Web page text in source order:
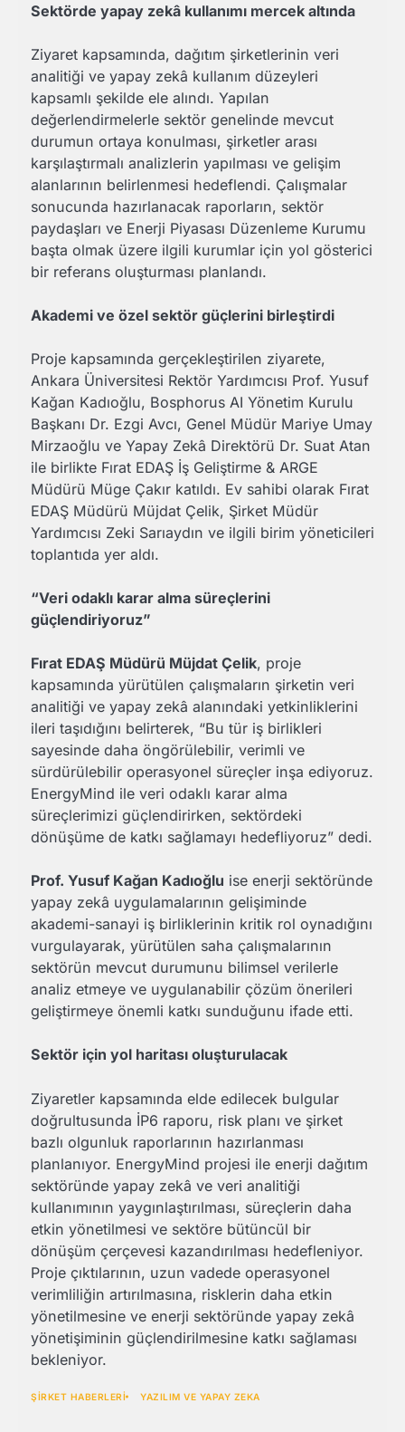
Sektörde yapay zekâ kullanımı mercek altında
Ziyaret kapsamında, dağıtım şirketlerinin veri
analitiği ve yapay zekâ kullanım düzeyleri
kapsamlı şekilde ele alındı. Yapılan
değerlendirmelerle sektör genelinde mevcut
durumun ortaya konulması, şirketler arası
karşılaştırmalı analizlerin yapılması ve gelişim
alanlarının belirlenmesi hedeflendi. Çalışmalar
sonucunda hazırlanacak raporların, sektör
paydaşları ve Enerji Piyasası Düzenleme Kurumu
başta olmak üzere ilgili kurumlar için yol gösterici
bir referans oluşturması planlandı.
Akademi ve özel sektör güçlerini birleştirdi
Proje kapsamında gerçekleştirilen ziyarete,
Ankara Üniversitesi Rektör Yardımcısı Prof. Yusuf
Kağan Kadıoğlu, Bosphorus AI Yönetim Kurulu
Başkanı Dr. Ezgi Avcı, Genel Müdür Mariye Umay
Mirzaoğlu ve Yapay Zekâ Direktörü Dr. Suat Atan
ile birlikte Fırat EDAŞ İş Geliştirme & ARGE
Müdürü Müge Çakır katıldı. Ev sahibi olarak Fırat
EDAŞ Müdürü Müjdat Çelik, Şirket Müdür
Yardımcısı Zeki Sarıaydın ve ilgili birim yöneticileri
toplantıda yer aldı.
“Veri odaklı karar alma süreçlerini
güçlendiriyoruz”
Fırat EDAŞ Müdürü Müjdat Çelik, proje
kapsamında yürütülen çalışmaların şirketin veri
analitiği ve yapay zekâ alanındaki yetkinliklerini
ileri taşıdığını belirterek, “Bu tür iş birlikleri
sayesinde daha öngörülebilir, verimli ve
sürdürülebilir operasyonel süreçler inşa ediyoruz.
EnergyMind ile veri odaklı karar alma
süreçlerimizi güçlendirirken, sektördeki
dönüşüme de katkı sağlamayı hedefliyoruz” dedi.
Prof. Yusuf Kağan Kadıoğlu ise enerji sektöründe
yapay zekâ uygulamalarının gelişiminde
akademi-sanayi iş birliklerinin kritik rol oynadığını
vurgulayarak, yürütülen saha çalışmalarının
sektörün mevcut durumunu bilimsel verilerle
analiz etmeye ve uygulanabilir çözüm önerileri
geliştirmeye önemli katkı sunduğunu ifade etti.
Sektör için yol haritası oluşturulacak
Ziyaretler kapsamında elde edilecek bulgular
doğrultusunda İP6 raporu, risk planı ve şirket
bazlı olgunluk raporlarının hazırlanması
planlanıyor. EnergyMind projesi ile enerji dağıtım
sektöründe yapay zekâ ve veri analitiği
kullanımının yaygınlaştırılması, süreçlerin daha
etkin yönetilmesi ve sektöre bütüncül bir
dönüşüm çerçevesi kazandırılması hedefleniyor.
Proje çıktılarının, uzun vadede operasyonel
verimliliğin artırılmasına, risklerin daha etkin
yönetilmesine ve enerji sektöründe yapay zekâ
yönetişiminin güçlendirilmesine katkı sağlaması
bekleniyor.
ŞİRKET HABERLERİ YAZILIM VE YAPAY ZEKA